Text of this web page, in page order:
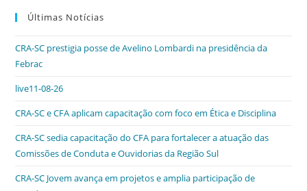
c
e
b
o
o
k
itt
er
k
dI
s
A
p
e
n
ri
e
dl
y
Últimas Notícias
CRA-SC prestigia posse de Avelino Lombardi na presidência da
Febrac
live11-08-26
CRA-SC e CFA aplicam capacitação com foco em Ética e Disciplina
CRA-SC sedia capacitação do CFA para fortalecer a atuação das
Comissões de Conduta e Ouvidorias da Região Sul
CRA-SC Jovem avança em projetos e amplia participação de